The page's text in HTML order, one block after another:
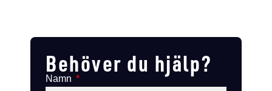
Behöver du hjälp?
Namn